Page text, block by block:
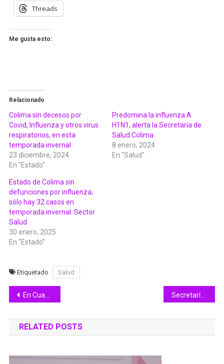
Threads
Me gusta esto:
Relacionado
Colima sin decesos por
Covid, Influenza y otros virus
respiratorios, en esta
temporada invernal
23 diciembre, 2024
En "Estado"
Predomina la influenza A
H1N1, alerta la Secretaría de
Salud Colima
8 enero, 2024
En "Salud"
Estado de Colima sin
defunciones por influenza;
sólo hay 32 casos en
temporada invernal: Sector
Salud
30 enero, 2025
En "Estado"
Etiquetado Salud
Navegación
de
entradas
En Cuauhtémoc, más de 4 mil 445 estudiantes recibirán ColiBecas Uniformes, informó Indira en entrega a escuela de El Trapiche Secretaría de Bienestar inicia dispersión de pago de Pensiones y Programas del bimestre julio-agosto
RELATED POSTS